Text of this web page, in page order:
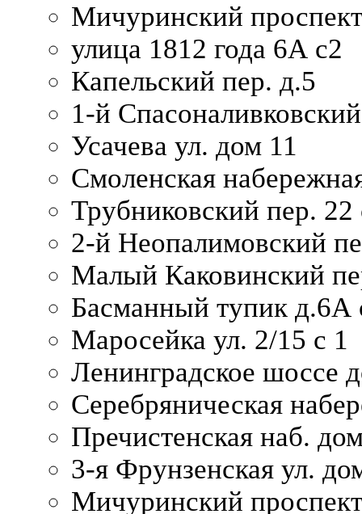
Мичуринский
улица 1812 года 6А с2
Капельский пер. д.5
1-й
Усачева ул. дом 11
Смоленская
Трубниковский пер. 22
2-й Неопалимовский
Малый Каковинский
Басманный тупик д.6А
Маросейка ул. 2/15 с 1
Ленинградское шоссе
Серебряническая
Пречистенская наб.
3-я Фрунзенская ул.
Мичуринский